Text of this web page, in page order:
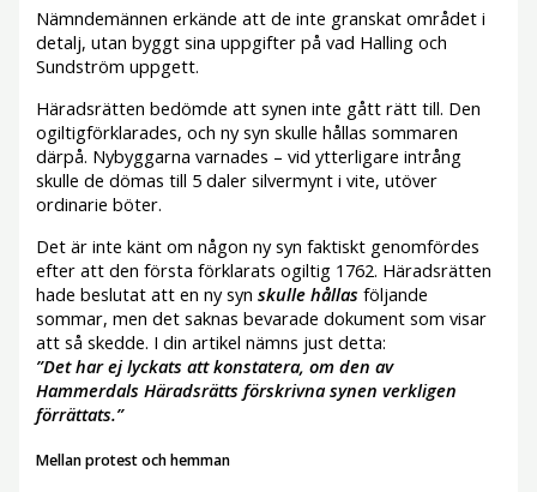
Nämndemännen erkände att de inte granskat området i
detalj, utan byggt sina uppgifter på vad Halling och
Sundström uppgett.
Häradsrätten bedömde att synen inte gått rätt till. Den
ogiltigförklarades, och ny syn skulle hållas sommaren
därpå. Nybyggarna varnades – vid ytterligare intrång
skulle de dömas till 5 daler silvermynt i vite, utöver
ordinarie böter.
Det är inte känt om någon ny syn faktiskt genomfördes
efter att den första förklarats ogiltig 1762. Häradsrätten
hade beslutat att en ny synskulle hållas följande
sommar, men det saknas bevarade dokument som visar
att så skedde. I din artikel nämns just detta:
”Det har ej lyckats att konstatera, om den av
Hammerdals Häradsrätts förskrivna synen verkligen
förrättats.”
Mellan protest och hemman